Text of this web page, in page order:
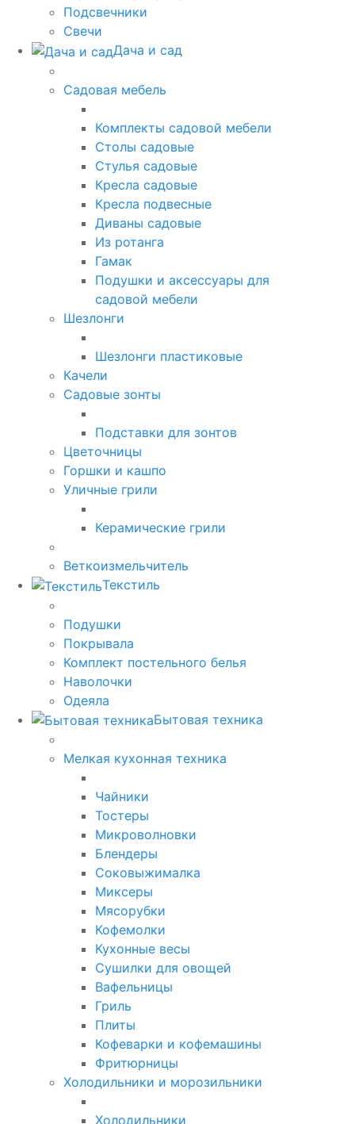
Подсвечники
Свечи
Дача и сад
Садовая мебель
Комплекты садовой мебели
Столы садовые
Стулья садовые
Кресла садовые
Кресла подвесные
Диваны садовые
Из ротанга
Гамак
Подушки и аксессуары для
садовой мебели
Шезлонги
Шезлонги пластиковые
Качели
Садовые зонты
Подставки для зонтов
Цветочницы
Горшки и кашпо
Уличные грили
Керамические грили
Веткоизмельчитель
Текстиль
Подушки
Покрывала
Комплект постельного белья
Наволочки
Одеяла
Бытовая техника
Мелкая кухонная техника
Чайники
Тостеры
Микроволновки
Блендеры
Соковыжималка
Миксеры
Мясорубки
Кофемолки
Кухонные весы
Сушилки для овощей
Вафельницы
Гриль
Плиты
Кофеварки и кофемашины
Фритюрницы
Холодильники и морозильники
Холодильники